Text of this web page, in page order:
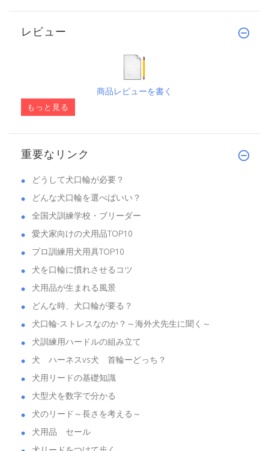
レビュー
商品レビューを書く
もっと見る
重要なリンク
どうして犬口輪が必要？
どんな犬口輪を選べばいい？
全国犬訓練学校・ブリーダー
愛犬家向けの犬用品TOP10
プロ訓練用犬用具TOP10
犬を口輪に慣れさせるコツ
犬用品が生まれる風景
どんな時、犬口輪が要る？
犬口輪-ストレスなのか？～海外犬先生に聞く～
犬訓練用ハードルの組み立て
犬 ハーネスvs犬 首輪ーどっち？
犬用リードの基礎知識
大型犬を数字で分かる
犬のリード～長さを考える～
犬用品 セール